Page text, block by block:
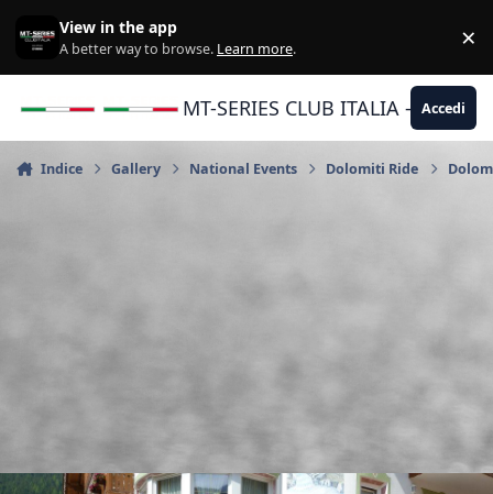
View in the app
A better way to browse. Learn more. ×
MT-SERIES CLUB ITALIA -Accedi
Indice Gallery National Events Dolomiti Ride